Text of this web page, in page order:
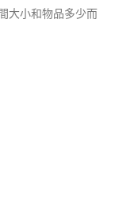
大小和物品多少而